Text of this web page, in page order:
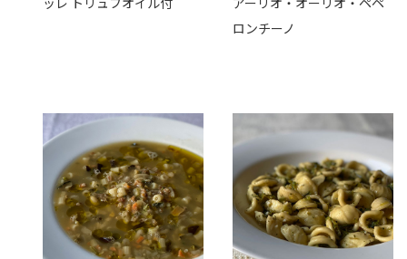
ロンチーノ